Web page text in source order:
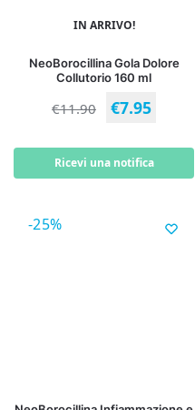
IN ARRIVO!
NeoBorocillina Gola Dolore
Collutorio 160 ml
€11.90 €7.95
Ricevi una notifica
-25%